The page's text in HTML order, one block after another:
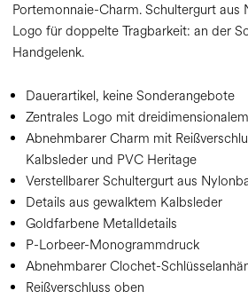
Portemonnaie-Charm. Schultergurt
Logo für doppelte Tragbarkeit: an der
Handgelenk.
Dauerartikel, keine Sonderangebote
Zentrales Logo mit
Abnehmbarer Charm mit
Kalbsleder und PVC Heritage
Verstellbarer Schultergurt aus
Details aus gewalktem Kalbsleder
Goldfarbene Metalldetails
P-Lorbeer-Monogrammdruck
Abnehmbarer Clochet-
Reißverschluss oben